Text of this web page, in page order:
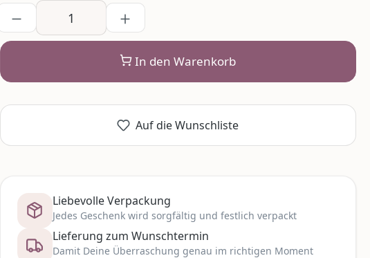
In den Warenkorb
Auf die Wunschliste
Liebevolle Verpackung
Jedes Geschenk wird sorgfältig und festlich verpackt
Lieferung zum Wunschtermin
Damit Deine Überraschung genau im richtigen Moment